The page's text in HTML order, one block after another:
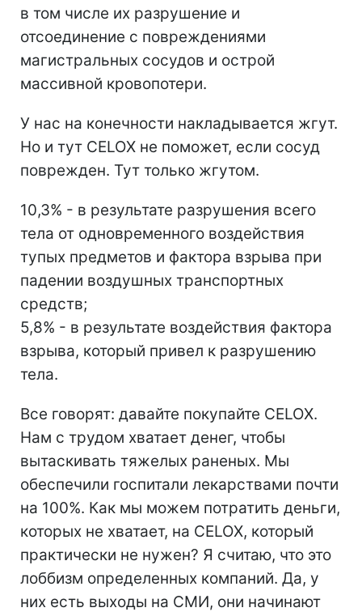
в том числе их разрушение и
отсоединение с повреждениями
магистральных сосудов и острой
массивной кровопотери.
У нас на конечности накладывается жгут.
Но и тут CELOX не поможет, если сосуд
поврежден. Тут только жгутом.
10,3% - в результате разрушения всего
тела от одновременного воздействия
тупых предметов и фактора взрыва при
падении воздушных транспортных
средств;
5,8% - в результате воздействия фактора
взрыва, который привел к разрушению
тела.
Все говорят: давайте покупайте CELOX.
Нам с трудом хватает денег, чтобы
вытаскивать тяжелых раненых. Мы
обеспечили госпитали лекарствами почти
на 100%. Как мы можем потратить деньги,
которых не хватает, на CELOX, который
практически не нужен? Я считаю, что это
лоббизм определенных компаний. Да, у
них есть выходы на СМИ, они начинают